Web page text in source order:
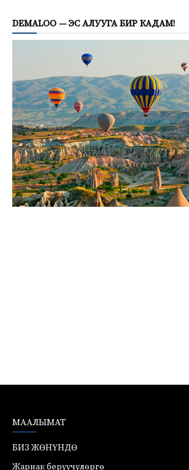
DEMALOO — ЭС АЛУУГА БИР КАДАМ!
МААЛЫМАТ
БИЗ ЖӨНҮНДӨ
Жарнак берүүчүлөргө